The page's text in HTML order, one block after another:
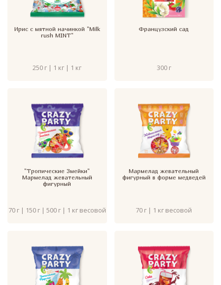
Ирис с мятной начинкой "Milk
rush MINT"
250 г | 1 кг | 1 кг
Французский сад
300 г
"Тропические Змейки"
Мармелад жевательный
фигурный
70 г | 150 г | 500 г | 1 кг весовой
Мармелад жевательный
фигурный в форме медведей
70 г | 1 кг весовой